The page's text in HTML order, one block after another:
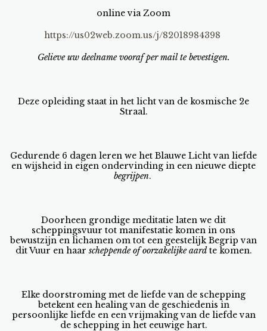
online via Zoom
https://us02web.zoom.us/j/82018984398
Gelieve uw deelname vooraf per mail te bevestigen.
Deze opleiding staat in het licht van de kosmische 2e
Straal.
Gedurende 6 dagen leren we het Blauwe Licht van liefde
en wijsheid in eigen ondervinding in een nieuwe diepte
begrijpen.
Doorheen grondige meditatie laten we dit
scheppingsvuur tot manifestatie komen in ons
bewustzijn en lichamen om tot een geestelijk Begrip van
dit Vuur en haarscheppende of oorzakelijke aardte komen.
Elke doorstroming met de liefde van de schepping
betekent een healing van de geschiedenis in
persoonlijke liefde en een vrijmaking van de liefde van
de schepping in het eeuwige hart.